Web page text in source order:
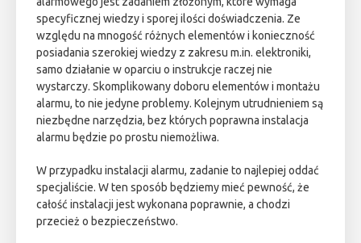
specyficznej wiedzy i sporej ilości doświadczenia. Ze
względu na mnogość różnych elementów i konieczność
posiadania szerokiej wiedzy z zakresu m.in. elektroniki,
samo działanie w oparciu o instrukcje raczej nie
wystarczy. Skomplikowany doboru elementów i montażu
alarmu, to nie jedyne problemy. Kolejnym utrudnieniem są
niezbędne narzędzia, bez których poprawna instalacja
alarmu będzie po prostu niemożliwa.
W przypadku instalacji alarmu, zadanie to najlepiej oddać
specjaliście. W ten sposób będziemy mieć pewność, że
całość instalacji jest wykonana poprawnie, a chodzi
przecież o bezpieczeństwo.